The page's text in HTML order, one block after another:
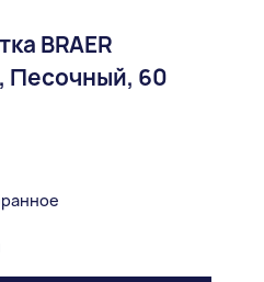
BRAER
Песочный, 60